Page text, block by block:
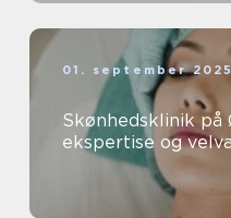
01. september 2025
Skønhedsklinik
ekspertise og